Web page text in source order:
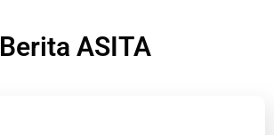
Berita ASITA